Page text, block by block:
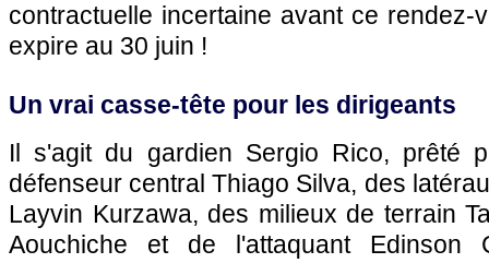
contractuelle incertaine avant ce rendez-
expire au 30 juin !
Un vrai casse-tête pour les dirigeants
Il s'agit du gardien Sergio Rico, prêté
défenseur central Thiago Silva, des
Layvin Kurzawa, des milieux de terrain
Aouchiche et de l'attaquant Edinson